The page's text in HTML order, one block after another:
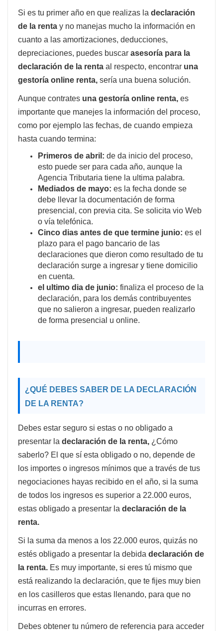
Si es tu primer año en que realizas la declaración
de la renta y no manejas mucho la información en
cuanto a las amortizaciones, deducciones,
depreciaciones, puedes buscar asesoría para la
declaración de la renta al respecto, encontrar una
gestoría online renta, sería una buena solución.
Aunque contrates una gestoría online renta, es
importante que manejes la información del proceso,
como por ejemplo las fechas, de cuando empieza
hasta cuando termina:
Primeros de abril: de da inicio del proceso,
esto puede ser para cada año, aunque la
Agencia Tributaria tiene la ultima palabra.
Mediados de mayo: es la fecha donde se
debe llevar la documentación de forma
presencial, con previa cita. Se solicita vio Web
o vía telefónica.
Cinco dias antes de que termine junio: es el
plazo para el pago bancario de las
declaraciones que dieron como resultado de tu
declaración surge a ingresar y tiene domicilio
en cuenta.
el ultimo dia de junio: finaliza el proceso de la
declaración, para los demás contribuyentes
que no salieron a ingresar, pueden realizarlo
de forma presencial u online.
¿QUÉ DEBES SABER DE LA DECLARACIÓN
DE LA RENTA?
Debes estar seguro si estas o no obligado a
presentar la declaración de la renta, ¿Cómo
saberlo? El que sí esta obligado o no, depende de
los importes o ingresos mínimos que a través de tus
negociaciones hayas recibido en el año, si la suma
de todos los ingresos es superior a 22.000 euros,
estas obligado a presentar la declaración de la
renta.
Si la suma da menos a los 22.000 euros, quizás no
estés obligado a presentar la debida declaración de
la renta. Es muy importante, si eres tú mismo que
está realizando la declaración, que te fijes muy bien
en los casilleros que estas llenando, para que no
incurras en errores.
Debes obtener tu número de referencia para acceder